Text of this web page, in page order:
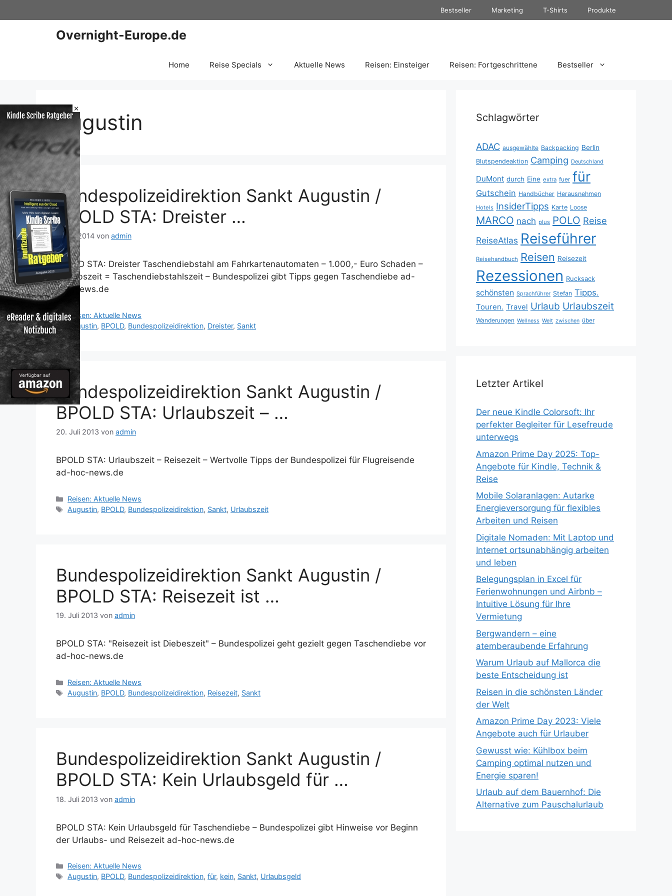
×
Inhalt
Bestseller Marketing T-Shirts Produkte
Overnight-Europe.de
Home Reise Specials Aktuelle News Reisen: Einsteiger Reisen: Fortgeschrittene Bestseller
Augustin
Bundespolizeidirektion Sankt Augustin /
BPOLD STA: Dreister …
3. Juli 2014 von admin
BPOLD STA: Dreister Taschendiebstahl am Fahrkartenautomaten – 1.000,- Euro Schaden –
Urlaubszeit = Taschendiebstahlszeit – Bundespolizei gibt Tipps gegen Taschendiebe ad-
hoc-news.de
Kategorien
Reisen: Aktuelle News
Schlagwörter
Augustin, BPOLD, Bundespolizeidirektion, Dreister, Sankt
Bundespolizeidirektion Sankt Augustin /
BPOLD STA: Urlaubszeit – …
20. Juli 2013 von admin
BPOLD STA: Urlaubszeit – Reisezeit – Wertvolle Tipps der Bundespolizei für Flugreisende
ad-hoc-news.de
Kategorien
Reisen: Aktuelle News
Schlagwörter
Augustin, BPOLD, Bundespolizeidirektion, Sankt, Urlaubszeit
Bundespolizeidirektion Sankt Augustin /
BPOLD STA: Reisezeit ist …
19. Juli 2013 von admin
BPOLD STA: "Reisezeit ist Diebeszeit" – Bundespolizei geht gezielt gegen Taschendiebe vor
ad-hoc-news.de
Kategorien
Reisen: Aktuelle News
Schlagwörter
Augustin, BPOLD, Bundespolizeidirektion, Reisezeit, Sankt
Bundespolizeidirektion Sankt Augustin /
BPOLD STA: Kein Urlaubsgeld für …
18. Juli 2013 von admin
BPOLD STA: Kein Urlaubsgeld für Taschendiebe – Bundespolizei gibt Hinweise vor Beginn
der Urlaubs- und Reisezeit ad-hoc-news.de
Kategorien
Reisen: Aktuelle News
Schlagwörter
Augustin, BPOLD, Bundespolizeidirektion,für, kein, Sankt, Urlaubsgeld
Schlagwörter
ADAC ausgewählte Backpacking Berlin
Blutspendeaktion Camping Deutschland
DuMont durch Eine extra fuer für
Gutschein Handbücher Herausnehmen
Hotels InsiderTipps Karte Loose
MARCO nach plus POLO Reise
ReiseAtlas Reiseführer
Reisehandbuch Reisen Reisezeit
Rezessionen Rucksack
schönsten Sprachführer Stefan Tipps.
Touren. Travel Urlaub Urlaubszeit
Wanderungen Wellness Welt zwischen über
Letzter Artikel
Der neue Kindle Colorsoft: Ihr
perfekter Begleiter für Lesefreude
unterwegs
Amazon Prime Day 2025: Top-
Angebote für Kindle, Technik &
Reise
Mobile Solaranlagen: Autarke
Energieversorgung für flexibles
Arbeiten und Reisen
Digitale Nomaden: Mit Laptop und
Internet ortsunabhängig arbeiten
und leben
Belegungsplan in Excel für
Ferienwohnungen und Airbnb –
Intuitive Lösung für Ihre
Vermietung
Bergwandern – eine
atemberaubende Erfahrung
Warum Urlaub auf Mallorca die
beste Entscheidung ist
Reisen in die schönsten Länder
der Welt
Amazon Prime Day 2023: Viele
Angebote auch für Urlauber
Gewusst wie: Kühlbox beim
Camping optimal nutzen und
Energie sparen!
Urlaub auf dem Bauernhof: Die
Alternative zum Pauschalurlaub